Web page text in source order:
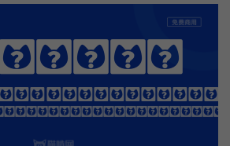
NOTHING
presence